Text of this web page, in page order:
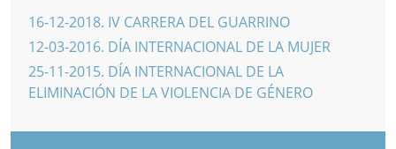
16-12-2018. IV CARRERA DEL GUARRINO
12-03-2016. DÍA INTERNACIONAL DE LA MUJER
25-11-2015. DÍA INTERNACIONAL DE LA
ELIMINACIÓN DE LA VIOLENCIA DE GÉNERO